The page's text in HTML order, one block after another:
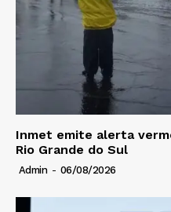
Inmet emite alerta
Rio Grande do Sul
Admin - 06/08/2026